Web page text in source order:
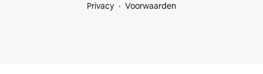
Privacy
Voorwaarden